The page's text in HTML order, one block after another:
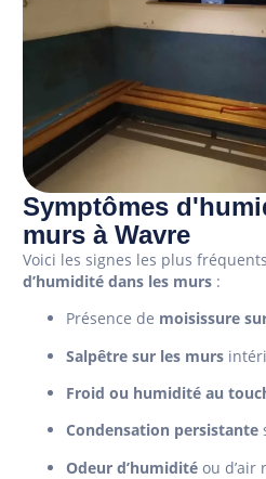
Symptômes
murs à Wavre
Voici les signes les plus
d’humidité dans les murs :
Présence de moisissure
Salpêtre sur les murs
Froid ou humidité au
Condensation persistante
Odeur d’humidité ou d’air